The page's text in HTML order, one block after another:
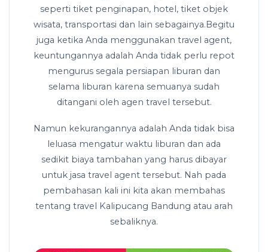
seperti tiket penginapan, hotel, tiket objek
wisata, transportasi dan lain sebagainya.Begitu
juga ketika Anda menggunakan travel agent,
keuntungannya adalah Anda tidak perlu repot
mengurus segala persiapan liburan dan
selama liburan karena semuanya sudah
ditangani oleh agen travel tersebut.
Namun kekurangannya adalah Anda tidak bisa
leluasa mengatur waktu liburan dan ada
sedikit biaya tambahan yang harus dibayar
untuk jasa travel agent tersebut. Nah pada
pembahasan kali ini kita akan membahas
tentang travel Kalipucang Bandung atau arah
sebaliknya.